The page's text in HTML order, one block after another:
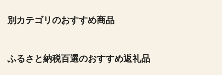
別カテゴリのおすすめ商品
ふるさと納税百選のおすすめ返礼品